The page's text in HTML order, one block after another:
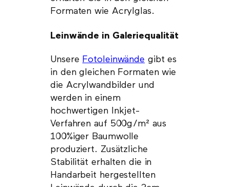
Formaten wie Acrylglas.
Leinwände in Galeriequalität
Unsere Fotoleinwände gibt es
in den gleichen Formaten wie
die Acrylwandbilder und
werden in einem
hochwertigen Inkjet-
Verfahren auf 500g/m² aus
100%iger Baumwolle
produziert. Zusätzliche
Stabilität erhalten die in
Handarbeit hergestellten